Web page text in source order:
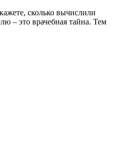
сколько вычислили
– это врачебная тайна. Тем